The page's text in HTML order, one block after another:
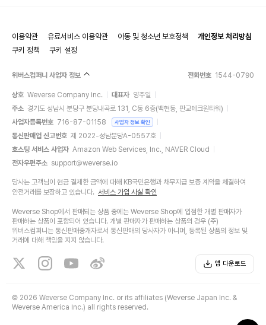
이용약관 유료서비스 이용약관 아동 및 청소년 보호정책
개인정보 처리방침
쿠키 정책
쿠키 설정
위버스컴퍼니 사업자 정보 전화번호 1544-0790
상호 Weverse Company Inc. 대표자 양주일
주소 경기도 성남시 분당구 분당내곡로 131, C동 6층(백현동, 판교테크원타워)
사업자등록번호 716-87-01158 사업자 정보 확인
통신판매업 신고번호 제 2022-성남분당A-0557호
호스팅 서비스 사업자 Amazon Web Services, Inc., NAVER Cloud
전자우편주소 support@weverse.io
당사는 고객님이 현금 결제한 금액에 대해 KB국민은행과 채무지급 보증 계약을 체결하여
안전거래를 보장하고 있습니다. 서비스 가입 사실 확인
Weverse Shop에서 판매되는 상품 중에는 Weverse Shop에 입점한 개별 판매자가
판매하는 상품이 포함되어 있습니다. 개별 판매자가 판매하는 상품의 경우 (주)
위버스컴퍼니는 통신판매중개자로서 통신판매의 당사자가 아니며, 등록된 상품의 정보 및
거래에 대해 책임을 지지 않습니다.
앱 다운로드
© 2026 Weverse Company Inc. or its affiliates (Weverse Japan Inc. &
Weverse America Inc.) all rights reserved.